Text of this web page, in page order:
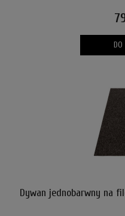
DO
Dywan jednobarwny na